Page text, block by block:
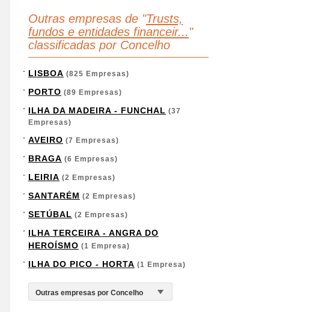
Outras empresas de "Trusts,
fundos e entidades financeir... "
classificadas por Concelho
LISBOA (825 Empresas)
PORTO (89 Empresas)
ILHA DA MADEIRA - FUNCHAL (37
Empresas)
AVEIRO (7 Empresas)
BRAGA (6 Empresas)
LEIRIA (2 Empresas)
SANTARÉM (2 Empresas)
SETÚBAL (2 Empresas)
ILHA TERCEIRA - ANGRA DO
HEROÍSMO (1 Empresa)
ILHA DO PICO - HORTA (1 Empresa)